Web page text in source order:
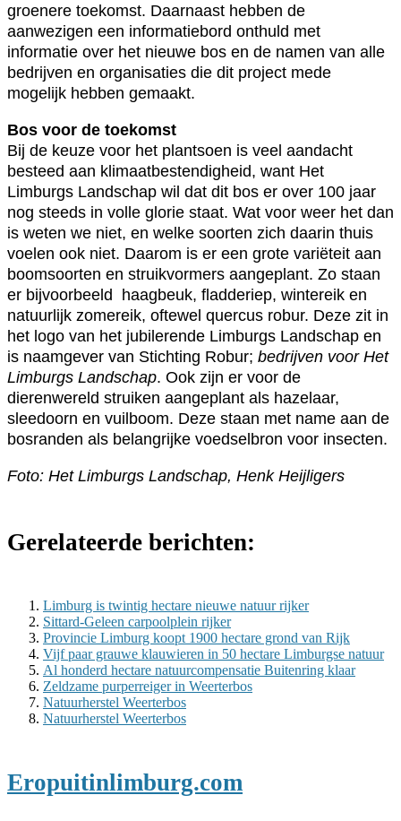
groenere toekomst. Daarnaast hebben de
aanwezigen een informatiebord onthuld met
informatie over het nieuwe bos en de namen van alle
bedrijven en organisaties die dit project mede
mogelijk hebben gemaakt.
Bos voor de toekomst
Bij de keuze voor het plantsoen is veel aandacht
besteed aan klimaatbestendigheid, want Het
Limburgs Landschap wil dat dit bos er over 100 jaar
nog steeds in volle glorie staat. Wat voor weer het dan
is weten we niet, en welke soorten zich daarin thuis
voelen ook niet. Daarom is er een grote variëteit aan
boomsoorten en struikvormers aangeplant. Zo staan
er bijvoorbeeld haagbeuk, fladderiep, wintereik en
natuurlijk zomereik, oftewel quercus robur. Deze zit in
het logo van het jubilerende Limburgs Landschap en
is naamgever van Stichting Robur; bedrijven voor Het
Limburgs Landschap. Ook zijn er voor de
dierenwereld struiken aangeplant als hazelaar,
sleedoorn en vuilboom. Deze staan met name aan de
bosranden als belangrijke voedselbron voor insecten.
Foto: Het Limburgs Landschap, Henk Heijligers
Gerelateerde berichten:
Limburg is twintig hectare nieuwe natuur rijker
Sittard-Geleen carpoolplein rijker
Provincie Limburg koopt 1900 hectare grond van Rijk
Vijf paar grauwe klauwieren in 50 hectare Limburgse natuur
Al honderd hectare natuurcompensatie Buitenring klaar
Zeldzame purperreiger in Weerterbos
Natuurherstel Weerterbos
Natuurherstel Weerterbos
Eropuitinlimburg.com